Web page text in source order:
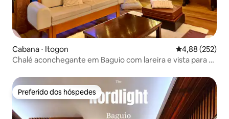
Cabana ⋅ Itogon 4,88 de uma
4,88 (252)
Chalé aconchegante em Baguio com lareira e vista para a
Preferido dos hóspedes
Preferido dos hóspedes